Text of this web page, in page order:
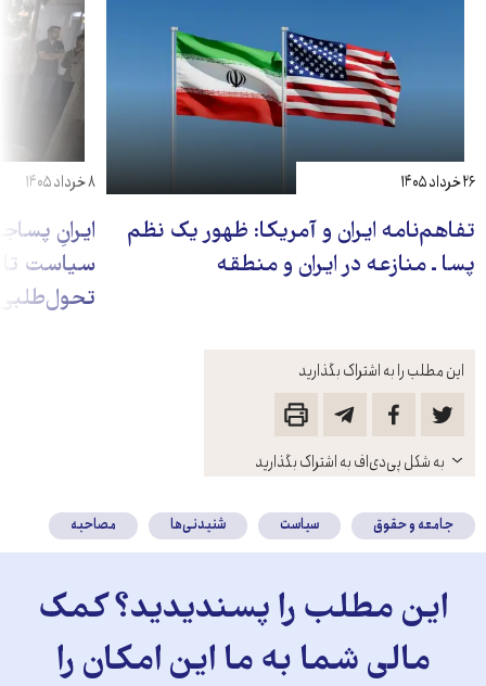
این مطلب را به اشتراک بگذارید
باز
کنید
به شکل پی‌دی‌اف به اشتراک بگذارید
تفاهم‌نامه ایران و آمریکا: ظهور یک نظم
پسا ـ منازعه در ایران و منطقه
۲۶ خرداد ۱۴۰۵
ایرانِ
سیاست تا
تحول‌طلبی
۸ خرداد ۱۴۰۵
جامعه و حقوق سیاست شنیدنی‌ها مصاحبه
این مطلب را پسندیدید؟ کمک
مالی شما به ما این امکان را